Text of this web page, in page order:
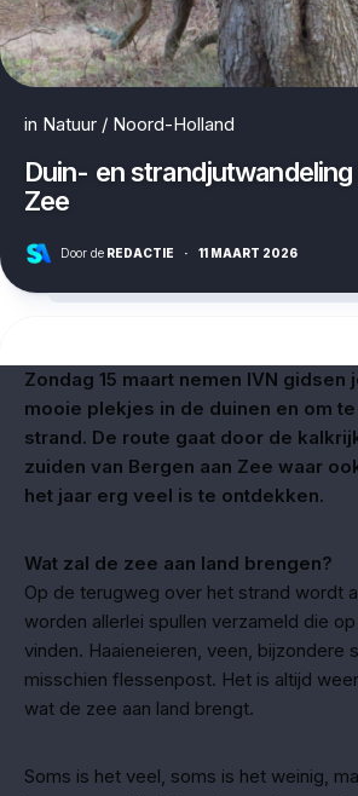
in Natuur / Noord-Holland
Duin- en strandjutwandeling
Zee
Door de REDACTIE · 11 MAART 2026
Zondag 15 maart nemen IVN gidsen
mooie plekjes in de duinen en om
strand. De route gaat door de
zuiden van Bergen aan Zee waar
het jaar erg veel is te ontdekken.
Wat zal de zee aan land brengen?
Op de terugweg over het strand wordt
worden allerlei spullen verzameld die
vinden. Haaieneieren, veen, bijzondere
misschien flessenpost. Het is altijd
wat de zee aan land brengt.
Soms is het veel, soms is het weinig,
Protected by WP Anti-